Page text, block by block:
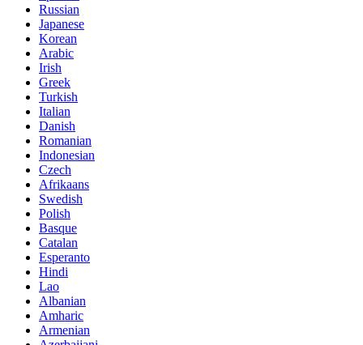
Russian
Japanese
Korean
Arabic
Irish
Greek
Turkish
Italian
Danish
Romanian
Indonesian
Czech
Afrikaans
Swedish
Polish
Basque
Catalan
Esperanto
Hindi
Lao
Albanian
Amharic
Armenian